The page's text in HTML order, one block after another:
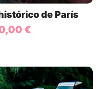
de París
€